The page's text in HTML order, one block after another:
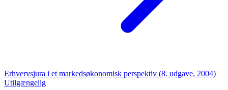
Erhvervsjura i et markedsøkonomisk perspektiv (8. udgave, 2004)
Utilgængelig